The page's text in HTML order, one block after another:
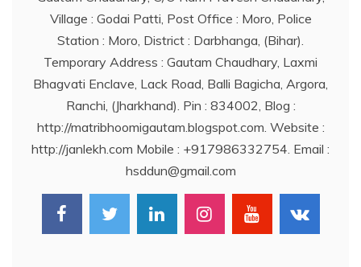
Village : Godai Patti, Post Office : Moro, Police
Station : Moro, District : Darbhanga, (Bihar).
Temporary Address : Gautam Chaudhary, Laxmi
Bhagvati Enclave, Lack Road, Balli Bagicha, Argora,
Ranchi, (Jharkhand). Pin : 834002, Blog :
http://matribhoomigautam.blogspot.com. Website :
http://janlekh.com Mobile : +917986332754. Email :
hsddun@gmail.com